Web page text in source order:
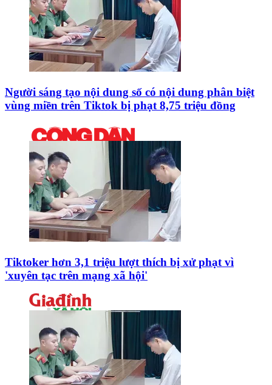
Người sáng tạo nội dung số có nội dung phân biệt
vùng miền trên Tiktok bị phạt 8,75 triệu đồng
Tiktoker hơn 3,1 triệu lượt thích bị xử phạt vì
'xuyên tạc trên mạng xã hội'